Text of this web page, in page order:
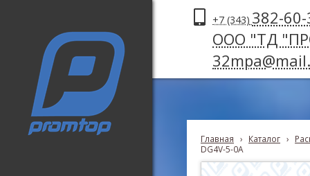
+7 (343) 382-
ООО "ТД
Главная › Каталог ›
DG4V-5-0A